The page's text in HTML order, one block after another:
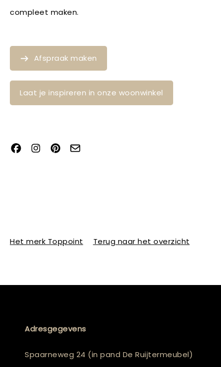
compleet maken.
Afspraak maken
Laat je inspireren in onze woonwinkel
Het merk Toppoint Terug naar het overzicht
Adresgegevens
Spaarneweg 24 (in pand De Ruijtermeubel)